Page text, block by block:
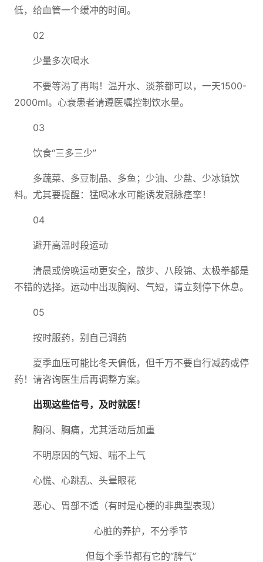
低，给血管一个缓冲的时间。
02
少量多次喝水
不要等渴了再喝！温开水、淡茶都可以，一天1500-
2000ml。心衰患者请遵医嘱控制饮水量。
03
饮食“三多三少”
多蔬菜、多豆制品、多鱼；少油、少盐、少冰镇饮
料。尤其要提醒：猛喝冰水可能诱发冠脉痉挛！
04
避开高温时段运动
清晨或傍晚运动更安全，散步、八段锦、太极拳都是
不错的选择。运动中出现胸闷、气短，请立刻停下休息。
05
按时服药，别自己调药
夏季血压可能比冬天偏低，但千万不要自行减药或停
药！请咨询医生后再调整方案。
出现这些信号，及时就医！
胸闷、胸痛，尤其活动后加重
不明原因的气短、喘不上气
心慌、心跳乱、头晕眼花
恶心、胃部不适（有时是心梗的非典型表现）
心脏的养护，不分季节
但每个季节都有它的“脾气”